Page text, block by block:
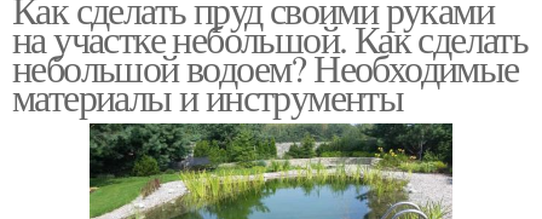
на участке небольшой. Как сделать
небольшой водоем? Необходимые
материалы и инструменты